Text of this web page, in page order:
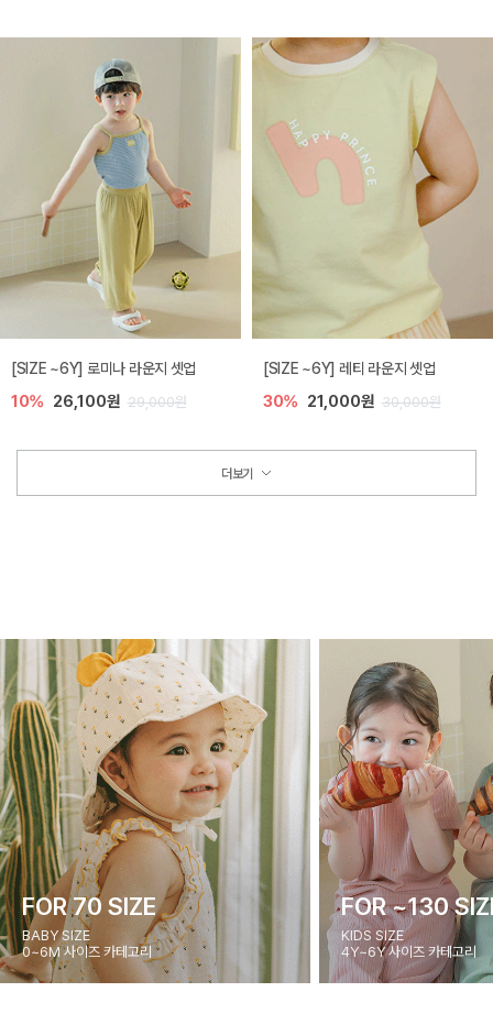
[SIZE ~6Y] 로미나 라운지 셋업
10% 26,100원 29,000원
[SIZE ~6Y] 레티 라운지 셋업
30% 21,000원 30,000원
더보기
FOR 70 SIZE
BABY SIZE
0~6M 사이즈 카테고리
FOR ~130
KIDS SIZE
4Y~6Y 사이즈 카테고리